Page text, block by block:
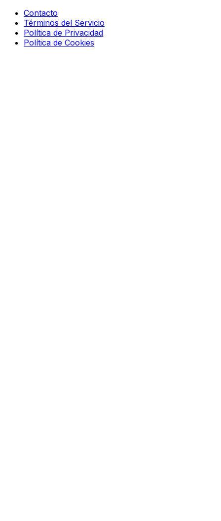
Contacto
Términos del Servicio
Política de Privacidad
Política de Cookies